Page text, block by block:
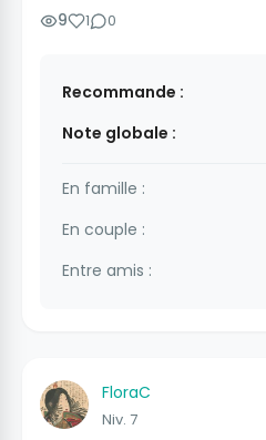
9 1 0
Recommande :
Note globale :
En famille :
En couple :
Entre amis :
FloraC
Niv. 7